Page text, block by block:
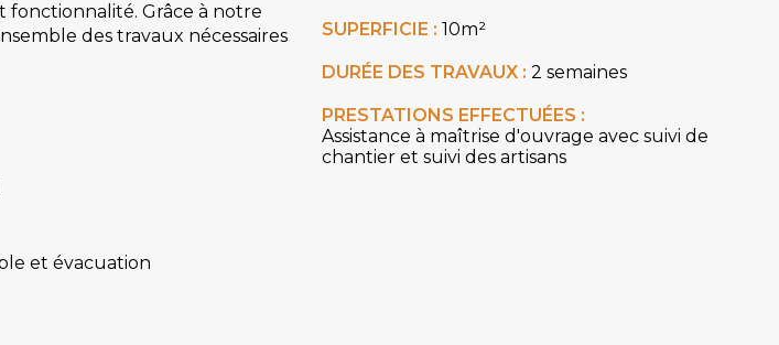
fonctionnalité. Grâce à notre
des travaux nécessaires
et évacuation
SUPERFICIE : 10m²
DURÉE DES TRAVAUX : 2 semaines
PRESTATIONS EFFECTUÉES :
Assistance à maîtrise d'ouvrage avec suivi de
chantier et suivi des artisans